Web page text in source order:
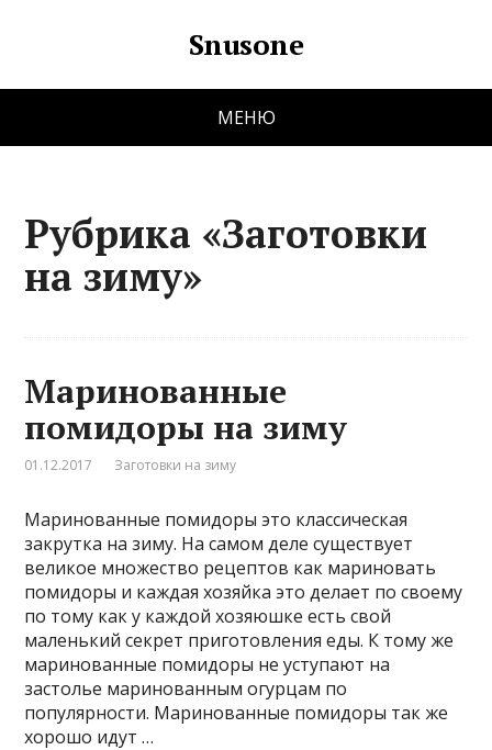
Snusone
МЕНЮ
Рубрика «Заготовки
на зиму»
Маринованные
помидоры на зиму
01.12.2017 Заготовки на зиму
Маринованные помидоры это классическая
закрутка на зиму. На самом деле существует
великое множество рецептов как мариновать
помидоры и каждая хозяйка это делает по своему
по тому как у каждой хозяюшке есть свой
маленький секрет приготовления еды. К тому же
маринованные помидоры не уступают на
застолье маринованным огурцам по
популярности. Маринованные помидоры так же
хорошо идут …